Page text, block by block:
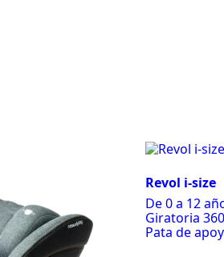
Revol i-size
De 0 a 12
Giratoria
Pata de